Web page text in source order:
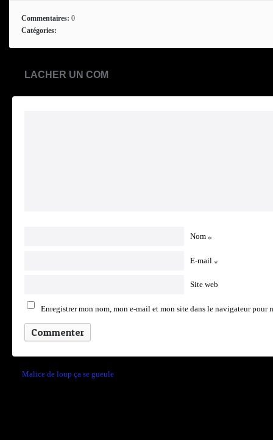
Commentaires: 0
Catégories:
LACHER UN COM
Nom *
E-mail *
Site web
Enregistrer mon nom, mon e-mail et mon site dans le navigateur pour
Malice de loup ça se gueule